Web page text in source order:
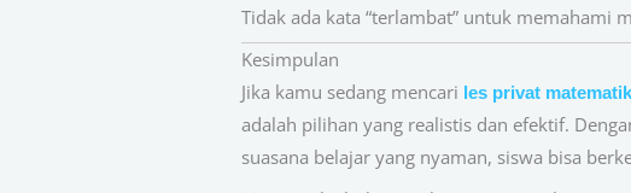
Tidak ada kata “terlambat” untuk memahami
Kesimpulan
Jika kamu sedang mencari les privat
adalah pilihan yang realistis dan efektif.
suasana belajar yang nyaman, siswa bisa